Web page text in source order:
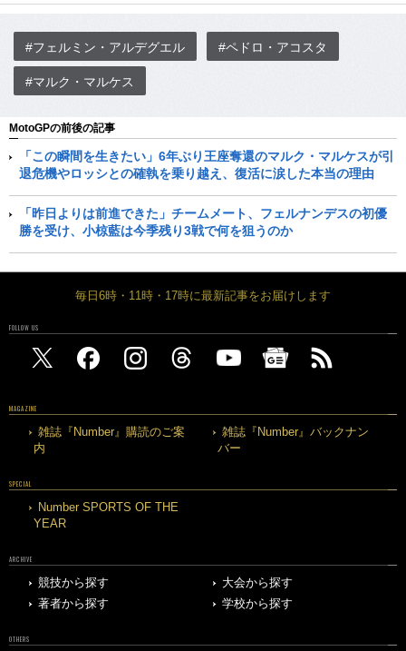
#フェルミン・アルデグエル #ペドロ・アコスタ
#マルク・マルケス
MotoGPの前後の記事
「この瞬間を生きたい」6年ぶり王座奪還のマルク・マルケスが引
退危機やロッシとの確執を乗り越え、復活に涙した本当の理由
「昨日よりは前進できた」チームメート、フェルナンデスの初優
勝を受け、小椋藍は今季残り3戦で何を狙うのか
毎日6時・11時・17時に最新記事をお届けします
FOLLOW US
MAGAZINE
雑誌『Number』購読のご案
内
雑誌『Number』バックナン
バー
SPECIAL
Number SPORTS OF THE
YEAR
ARCHIVE
競技から探す
大会から探す
著者から探す
学校から探す
OTHERS